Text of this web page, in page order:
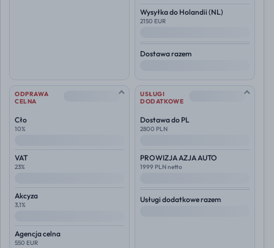
Wysyłka do Holandii (NL)
2150 EUR
Dostawa razem
ODPRAWA
CELNA
--
Cło
10%
VAT
23%
Akcyza
3,1%
Agencja celna
550 EUR
USŁUGI
DODATKOWE
--
Dostawa do PL
2800 PLN
PROWIZJA AZJA AUTO
1999 PLN netto
Usługi dodatkowe razem